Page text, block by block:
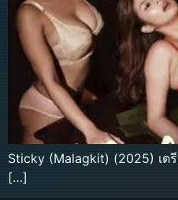
Sticky (Malagkit) (2025) เ
[…]